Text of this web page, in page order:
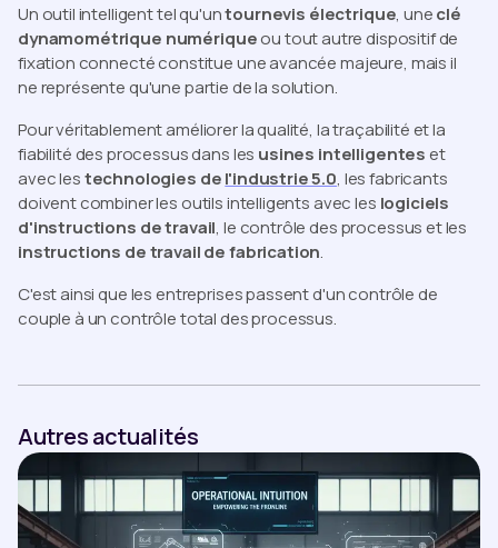
Un outil intelligent tel qu'untournevis électrique, uneclé
dynamométrique numériqueou tout autre dispositif de
fixation connecté constitue une avancée majeure, mais il
ne représente qu'une partie de la solution.
Pour véritablement améliorer la qualité, la traçabilité et la
fiabilité des processus dans les usines intelligentes et
avec lestechnologies del'industrie 5.0, les fabricants
doivent combiner les outils intelligents avec les logiciels
d'instructions de travail, le contrôle des processus et les
instructions de travail de fabrication.
C'est ainsi que les entreprises passent d'un contrôle de
couple à un contrôle total des processus.
Autres actualités